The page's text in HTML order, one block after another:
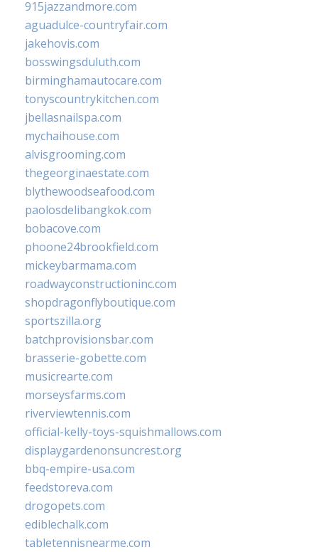
915jazzandmore.com
aguadulce-countryfair.com
jakehovis.com
bosswingsduluth.com
birminghamautocare.com
tonyscountrykitchen.com
jbellasnailspa.com
mychaihouse.com
alvisgrooming.com
thegeorginaestate.com
blythewoodseafood.com
paolosdelibangkok.com
bobacove.com
phoone24brookfield.com
mickeybarmama.com
roadwayconstructioninc.com
shopdragonflyboutique.com
sportszilla.org
batchprovisionsbar.com
brasserie-gobette.com
musicrearte.com
morseysfarms.com
riverviewtennis.com
official-kelly-toys-squishmallows.com
displaygardenonsuncrest.org
bbq-empire-usa.com
feedstoreva.com
drogopets.com
ediblechalk.com
tabletennisnearme.com